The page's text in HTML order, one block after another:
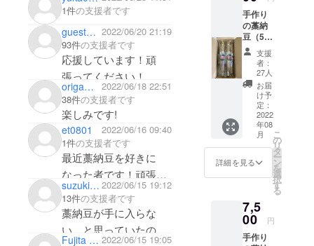
1件の支援者です
guestdb54b61644c4 2022/06/20 21:19
93件の支援者です
応援しています！頑
張ってください！
origami0808
2022/06/18 22:51
38件の支援者です
楽しみです!
et0801
2022/06/16 09:40
1件の支援者です
最近藁納豆を好きに
なった者です！頑張っ
てください！
suzukichi 2022/06/15 19:12
13件の支援者です
藁納豆が手に入らな
い…と思っていたので
Fujita Takeshi 2022/06/15 19:05
手作り
の藁納
豆（5
本） お
礼の
メッ
セージ
干納豆
支援
者：
27人
お届
け予
定：
2022
年08
月
詳細を見る
こ
の
リ
タ
ー
ン
を
選
択
す
る
7,5
00 円
手作り